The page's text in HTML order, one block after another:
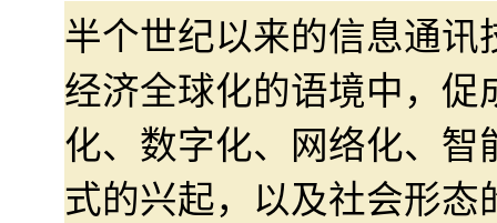
半个世纪以来的信息通
经济全球化的语境中，
化、数字化、网络化、
式的兴起，以及社会形